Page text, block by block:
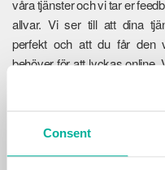
Consent
våra tjänster och vi tar er
allvar. Vi ser till att dina
perfekt och att du får den
behöver för att lyckas online.